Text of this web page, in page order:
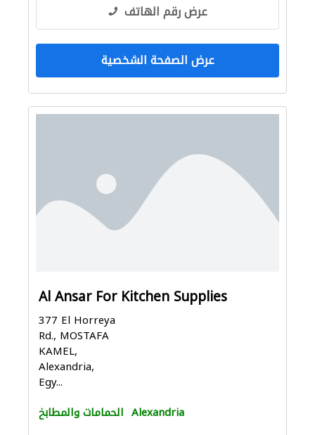
عرض رقم الهاتف
عرض الصفحة الشخصية
Al Ansar For Kitchen Supplies
377 El Horreya
Rd., MOSTAFA
KAMEL,
Alexandria,
Egy...
الحمامات والمطابخ Alexandria